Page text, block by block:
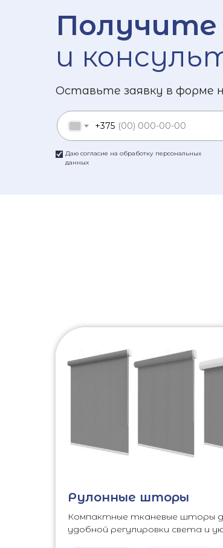
и
Оставьте заявку в форме
Даю согласие на обработку персональных
данных
+375
Рулонные шторы
Компактные тканевые шторы
удобной регулировки света и